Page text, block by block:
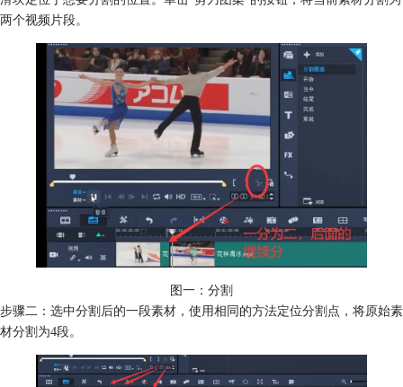
两个视频片段。
图一：分割
步骤二：选中分割后的一段素材，使用相同的方法定位分割点，将原始素
材分割为4段。